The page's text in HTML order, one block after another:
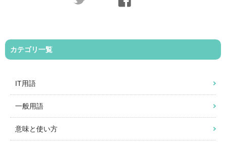
カテゴリ一覧
IT用語
一般用語
意味と使い方